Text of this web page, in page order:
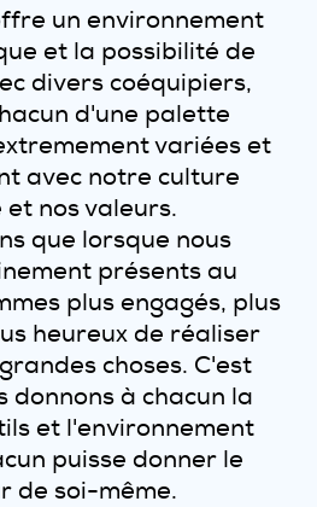
un environnement
et la possibilité de
divers coéquipiers,
d'une palette
variées et
avec notre culture
nos valeurs.
que lorsque nous
présents au
plus engagés, plus
heureux de réaliser
choses. C'est
donnons à chacun la
et l'environnement
puisse donner le
de soi-même.